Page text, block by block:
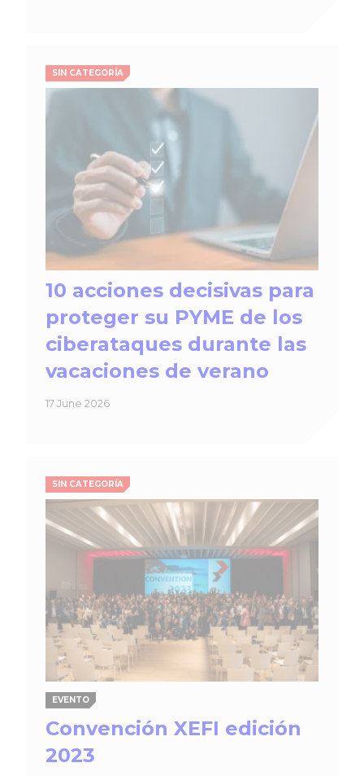
SIN CATEGORÍA
10 acciones decisivas para
proteger su PYME de los
ciberataques durante las
vacaciones de verano
17 June 2026
SIN CATEGORÍA
EVENTO
Convención XEFI edición
2023